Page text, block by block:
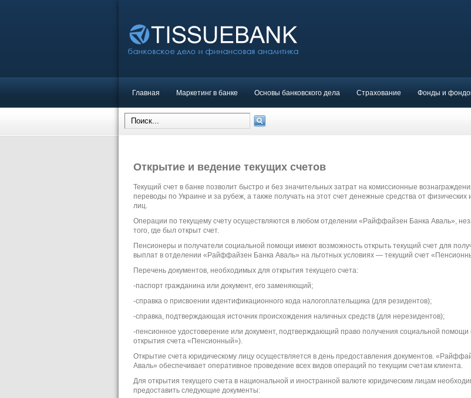
Главная Маркетинг в банке Основы банковского дела Страхование Фонды и
Открытие и ведение текущих счетов
Текущий счет в банке позволит быстро и без значительных затрат на комиссионные
переводы по Украине и за рубеж, а также получать на этот счет денежные средства от физических
лиц.
Операции по текущему счету осуществляются в любом отделении «Райффайзен Банка Аваль»,
того, где был открыт счет.
Пенсионеры и получатели социальной помощи имеют возможность открыть текущий счет для
выплат в отделении «Райффайзен Банка Аваль» на льготных условиях — текущий счет
Перечень документов, необходимых для открытия текущего счета:
-паспорт гражданина или документ, его заменяющий;
-справка о присвоении идентификационного кода налогоплательщика (для резидентов);
-справка, подтверждающая источник происхождения наличных средств (для нерезидентов);
-пенсионное удостоверение или документ, подтверждающий право получения социальной помощи
открытия счета «Пенсионный»).
Открытие счета юридическому лицу осуществляется в день предоставления документов.
Аваль» обеспечивает оперативное проведение всех видов операций по текущим счетам клиента.
Для открытия текущего счета в национальной и иностранной валюте юридическим лицам
предоставить следующие документы: